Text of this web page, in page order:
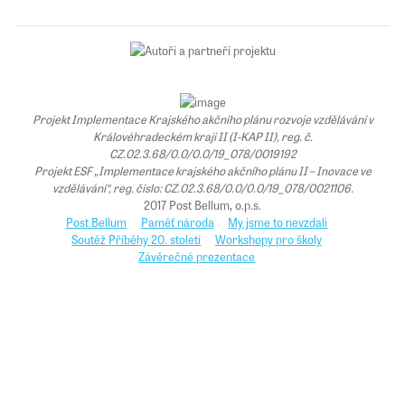
Projekt Implementace Krajského akčního plánu rozvoje vzdělávání v
Královéhradeckém kraji II (I-KAP II), reg. č.
CZ.02.3.68/0.0/0.0/19_078/0019192
Projekt ESF „Implementace krajského akčního plánu II – Inovace ve
vzdělávání“, reg. číslo: CZ.02.3.68/0.0/0.0/19_078/0021106.
2017 Post Bellum, o.p.s.
Post Bellum
Paměť národa
My jsme to nevzdali
Soutěž Příběhy 20. století
Workshopy pro školy
Závěrečné prezentace